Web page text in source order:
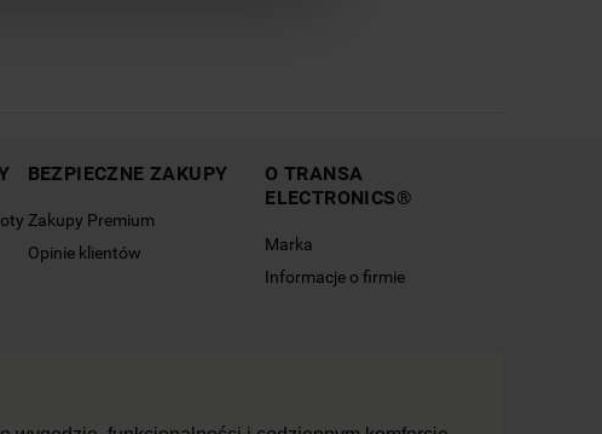
BEZPIECZNE ZAKUPY
Zakupy Premium
Opinie klientów
O TRANSA
ELECTRONICS®
Marka
Informacje o firmie